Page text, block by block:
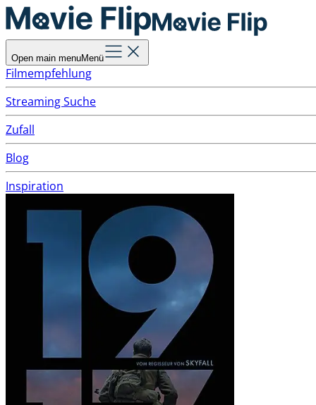
Open main menuMenü
Filmempfehlung
Streaming Suche
Zufall
Blog
Inspiration